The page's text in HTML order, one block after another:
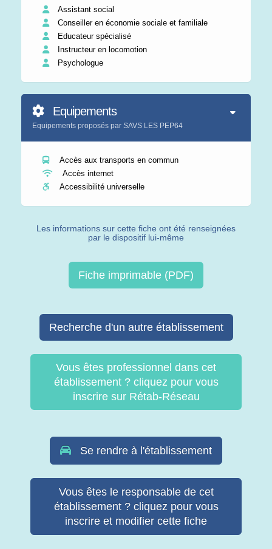
Assistant social
Conseiller en économie sociale et familiale
Educateur spécialisé
Instructeur en locomotion
Psychologue
Equipements
Equipements proposés par SAVS LES PEP64
Accès aux transports en commun
Accès internet
Accessibilité universelle
Les informations sur cette fiche ont été renseignées
par le dispositif lui-même
Fiche imprimable (PDF)
Recherche d'un autre établissement
Vous êtes professionnel dans cet
établissement ? cliquez pour vous
inscrire sur Rétab-Réseau
Se rendre à l'établissement
Vous êtes le responsable de cet
établissement ? cliquez pour vous
inscrire et modifier cette fiche